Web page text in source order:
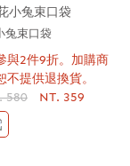
兔束口袋
與2件9折。加購商
不提供退換貨。
580
NT. 359